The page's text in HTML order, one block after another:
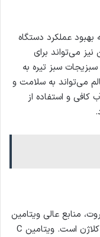
عملکرد دستگاه
می‌تواند برای
سبز تیره به
می‌تواند به سلامت و
و استفاده از
منابع عالی ویتامین
C هستند که یکی از عوامل مهم در ساخت کلاژن است. ویتامین C